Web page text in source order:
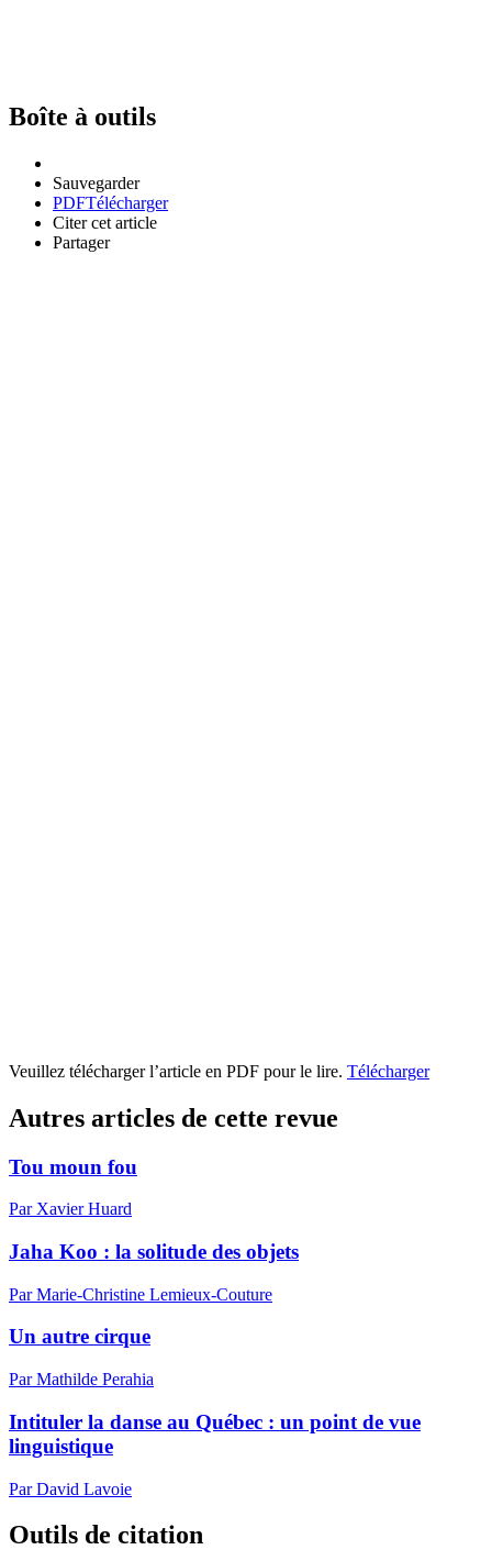
Boîte à outils
Sauvegarder
PDFTélécharger
Citer cet article
Partager
Veuillez télécharger l’article en PDF pour le lire. Télécharger
Autres articles de cette revue
Tou moun fou
Par Xavier Huard
Jaha Koo : la solitude des objets
Par Marie-Christine Lemieux-Couture
Un autre cirque
Par Mathilde Perahia
Intituler la danse au Québec : un point de vue
linguistique
Par David Lavoie
Outils de citation